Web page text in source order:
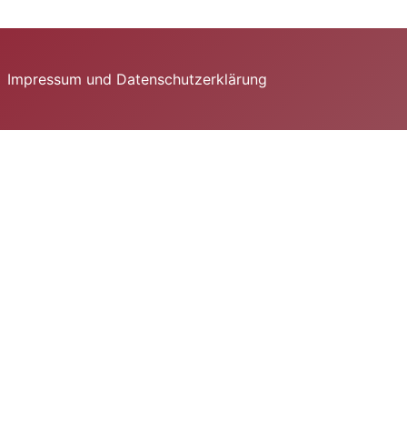
Impressum und Datenschutzerklärung